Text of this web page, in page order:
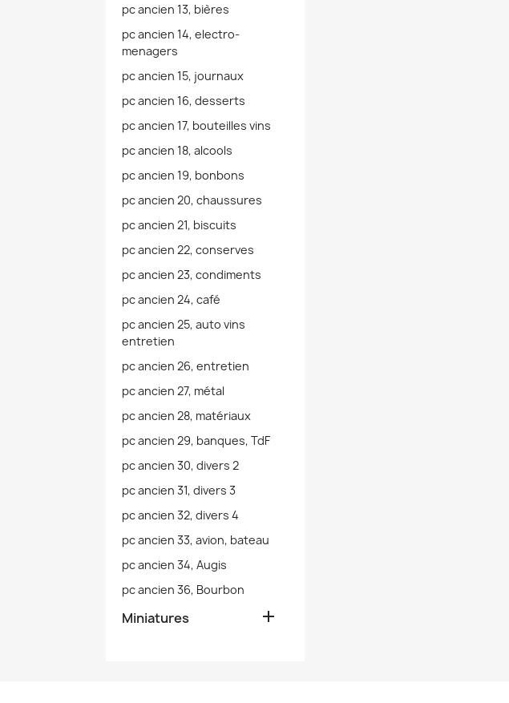
pc ancien 13, bières
pc ancien 14, electro-
menagers
pc ancien 15, journaux
pc ancien 16, desserts
pc ancien 17, bouteilles vins
pc ancien 18, alcools
pc ancien 19, bonbons
pc ancien 20, chaussures
pc ancien 21, biscuits
pc ancien 22, conserves
pc ancien 23, condiments
pc ancien 24, café
pc ancien 25, auto vins
entretien
pc ancien 26, entretien
pc ancien 27, métal
pc ancien 28, matériaux
pc ancien 29, banques, TdF
pc ancien 30, divers 2
pc ancien 31, divers 3
pc ancien 32, divers 4
pc ancien 33, avion, bateau
pc ancien 34, Augis
pc ancien 36, Bourbon
Miniatures 